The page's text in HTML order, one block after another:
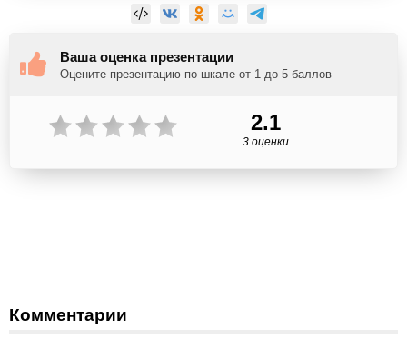
Ваша оценка презентации
Оцените презентацию по шкале от 1 до 5 баллов
2.1
3 оценки
Комментарии